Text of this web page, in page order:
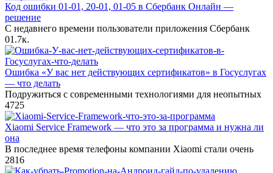
Код ошибки 01-01, 20-01, 01-05 в Сбербанк Онлайн —
решение
С недавнего времени пользователи приложения Сбербанк
01.7к.
Ошибка «У вас нет действующих сертификатов» в Госуслугах
— что делать
Подружиться с современными технологиями для неопытных
4725
Xiaomi Service Framework — что это за программа и нужна ли
она
В последнее время телефоны компании Xiaomi стали очень
2816